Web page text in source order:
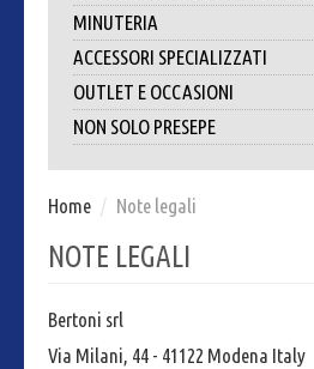
MINUTERIA
ACCESSORI SPECIALIZZATI
OUTLET E OCCASIONI
NON SOLO PRESEPE
Home / Note legali
NOTE LEGALI
Bertoni srl
Via Milani, 44 - 41122 Modena Italy